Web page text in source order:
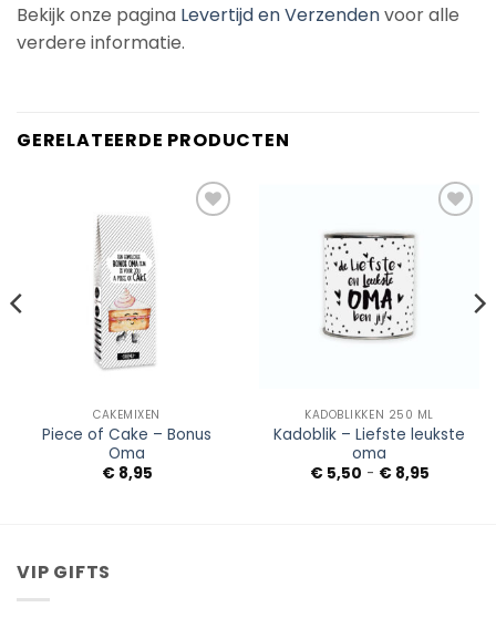
Bekijk onze pagina Levertijd en Verzendenvoor alle
verdere informatie.
GERELATEERDE PRODUCTEN
CAKEMIXEN
Piece of Cake – Bonus
Oma
€8,95
KADOBLIKKEN 250 ML
Kadoblik – Liefste leukste
oma
€5,50 - €8,95
VIP GIFTS